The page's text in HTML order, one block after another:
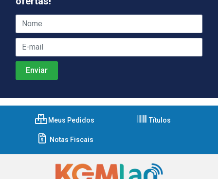
Meus Pedidos Títulos
Notas Fiscais